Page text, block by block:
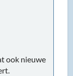
ook nieuwe